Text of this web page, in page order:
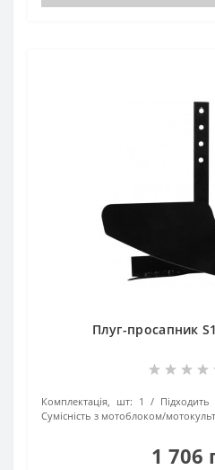
Плуг-просапник
Комплектація, шт: 1
Сумісність з мотоблоком/
1 706